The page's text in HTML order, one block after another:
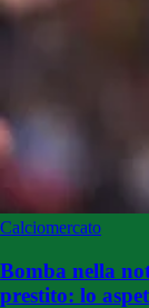
Calciomercato
Bomba nella
prestito: lo